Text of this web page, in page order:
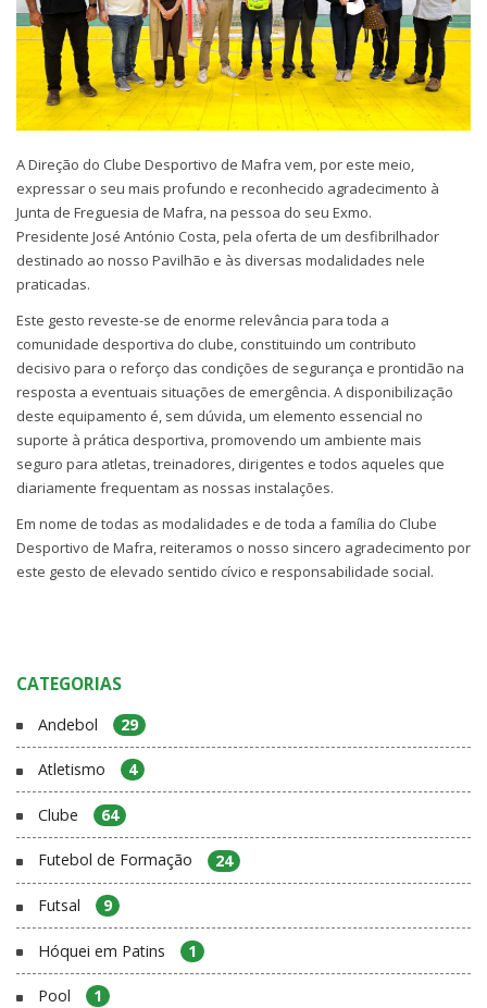
A Direção do Clube Desportivo de Mafra vem, por este meio,
expressar o seu mais profundo e reconhecido agradecimento à
Junta de Freguesia de Mafra, na pessoa do seu Exmo.
Presidente José António Costa, pela oferta de um desfibrilhador
destinado ao nosso Pavilhão e às diversas modalidades nele
praticadas.
Este gesto reveste-se de enorme relevância para toda a
comunidade desportiva do clube, constituindo um contributo
decisivo para o reforço das condições de segurança e prontidão na
resposta a eventuais situações de emergência. A disponibilização
deste equipamento é, sem dúvida, um elemento essencial no
suporte à prática desportiva, promovendo um ambiente mais
seguro para atletas, treinadores, dirigentes e todos aqueles que
diariamente frequentam as nossas instalações.
Em nome de todas as modalidades e de toda a família do Clube
Desportivo de Mafra, reiteramos o nosso sincero agradecimento por
este gesto de elevado sentido cívico e responsabilidade social.
CATEGORIAS
Andebol 29
Atletismo 4
Clube 64
Futebol de Formação 24
Futsal 9
Hóquei em Patins 1
Pool 1